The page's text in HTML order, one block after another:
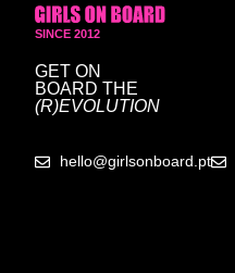
SINCE 2012
GET ON
BOARD THE
(R)EVOLUTION
hello@girlsonboard.pt